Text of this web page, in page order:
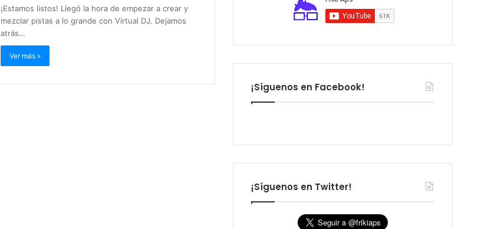
¡Estamos listos! Llegó la hora de empezar a crear y
mezclar pistas a lo grande con Virtual DJ. Dejamos
atrás…
Ver más »
¡Síguenos en Facebook!
¡Síguenos en Twitter!